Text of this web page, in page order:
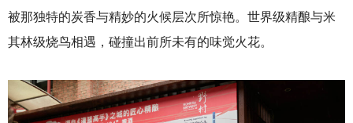
被那独特的炭香与精妙的火候层次所惊艳。世界级精酿与米
其林级烧鸟相遇，碰撞出前所未有的味觉火花。